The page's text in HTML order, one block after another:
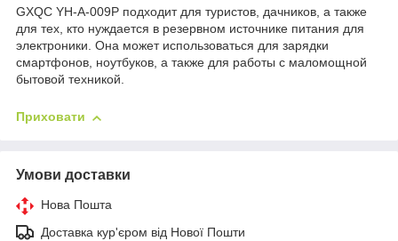
GXQC YH-A-009P подходит для туристов, дачников, а также
для тех, кто нуждается в резервном источнике питания для
электроники. Она может использоваться для зарядки
смартфонов, ноутбуков, а также для работы с маломощной
бытовой техникой.
Приховати
Умови доставки
Нова Пошта
Доставка кур'єром від Нової Пошти